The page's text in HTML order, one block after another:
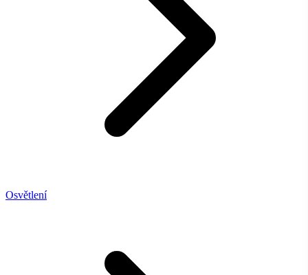
Osvětlení